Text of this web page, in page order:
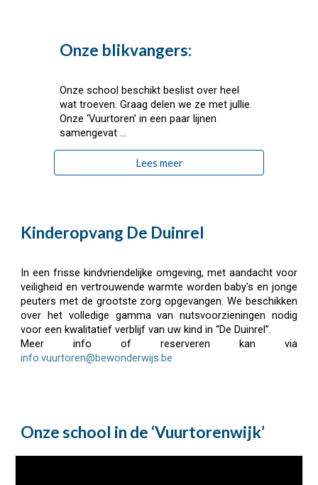
Onze blikvangers:
Onze school beschikt beslist over heel
wat troeven. Graag delen we ze met jullie.
Onze ‘Vuurtoren' in een paar lijnen
samengevat …
Lees meer
Kinderopvang De Duinrel
In een frisse kindvriendelijke omgeving, met aandacht voor
veiligheid en vertrouwende warmte worden baby's en jonge
peuters met de grootste zorg opgevangen. We beschikken
over het volledige gamma van nutsvoorzieningen nodig
voor een kwalitatief verblijf van uw kind in “De Duinrel”.
Meer info of reserveren kan via
info.vuurtoren@bewonderwijs.be
Onze school in de ‘Vuurtorenwijk’